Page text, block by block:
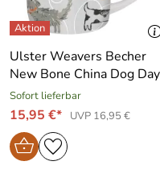
Ulster Weavers Becher
New Bone China Dog
Sofort lieferbar
15,95 €* UVP 16,95 €